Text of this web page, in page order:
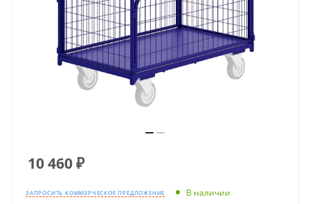
10 460₽
ЗАПРОСИТЬ КОММЕРЧЕСКОЕ ПРЕДЛОЖЕНИЕ
В наличии